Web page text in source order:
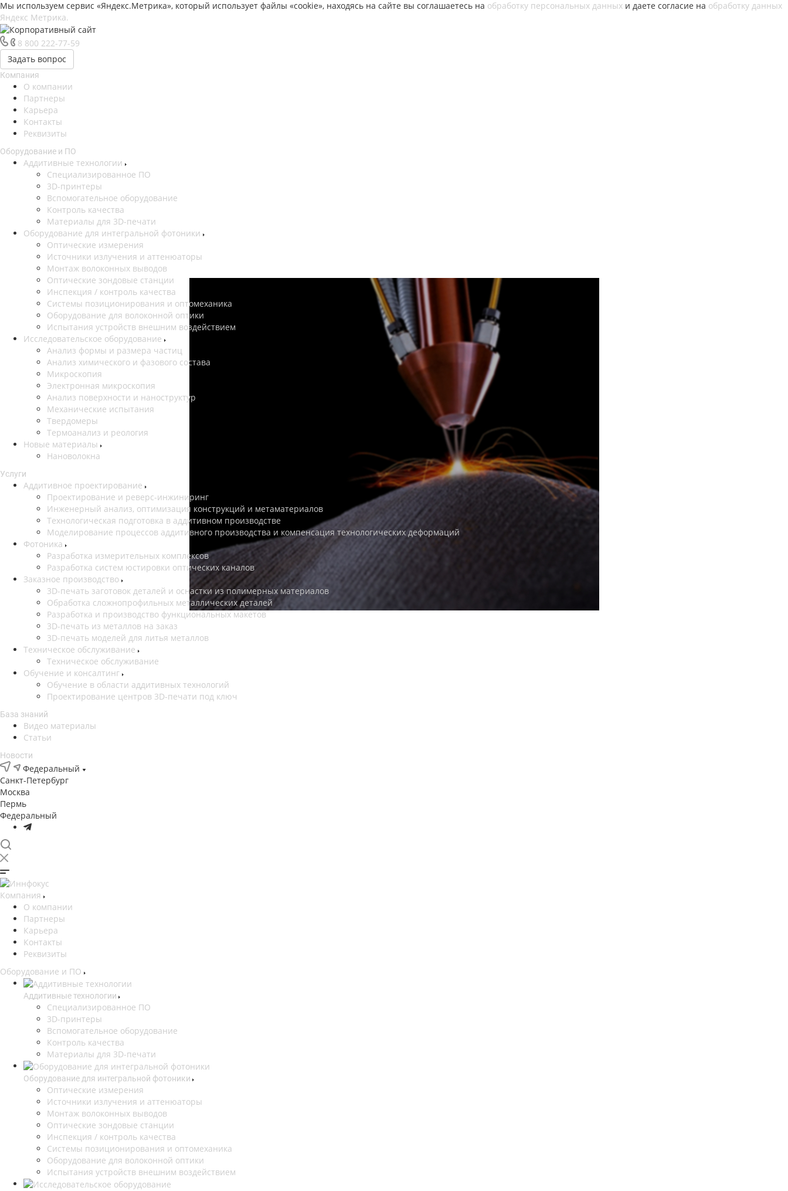
Мы используем сервис «Яндекс.Метрика», который использует файлы «cookie», находясь на сайте вы соглашаетесь на обработку персональных данных и даете согласие на обработку данных
Яндекс Метрика.
8 800 222-77-59
Задать вопрос
Компания
О компании
Партнеры
Карьера
Контакты
Реквизиты
Оборудование и ПО
Аддитивные технологии
Специализированное ПО
3D-принтеры
Вспомогательное оборудование
Контроль качества
Материалы для 3D-печати
Оборудование для интегральной фотоники
Оптические измерения
Источники излучения и аттенюаторы
Монтаж волоконных выводов
Оптические зондовые станции
Инспекция / контроль качества
Системы позиционирования и оптомеханика
Оборудование для волоконной оптики
Испытания устройств внешним воздействием
Исследовательское оборудование
Анализ формы и размера частиц
Анализ химического и фазового состава
Микроскопия
Электронная микроскопия
Анализ поверхности и наноструктур
Механические испытания
Твердомеры
Термоанализ и реология
Новые материалы
Нановолокна
Услуги
Аддитивное проектирование
Проектирование и реверс-инжиниринг
Инженерный анализ, оптимизация конструкций и метаматериалов
Технологическая подготовка в аддитивном производстве
Моделирование процессов аддитивного производства и компенсация технологических деформаций
Фотоника
Разработка измерительных комплексов
Разработка систем юстировки оптических каналов
Заказное производство
3D-печать заготовок деталей и оснастки из полимерных материалов
Обработка сложнопрофильных металлических деталей
Разработка и производство функциональных макетов
3D-печать из металлов на заказ
3D-печать моделей для литья металлов
Техническое обслуживание
Техническое обслуживание
Обучение и консалтинг
Обучение в области аддитивных технологий
Проектирование центров 3D-печати под ключ
База знаний
Видео материалы
Статьи
Новости
Федеральный
Санкт-Петербург
Москва
Пермь
Федеральный
Компания
О компании
Партнеры
Карьера
Контакты
Реквизиты
Оборудование и ПО
Аддитивные технологии
Специализированное ПО
3D-принтеры
Вспомогательное оборудование
Контроль качества
Материалы для 3D-печати
Оборудование для интегральной фотоники
Оптические измерения
Источники излучения и аттенюаторы
Монтаж волоконных выводов
Оптические зондовые станции
Инспекция / контроль качества
Системы позиционирования и оптомеханика
Оборудование для волоконной оптики
Испытания устройств внешним воздействием